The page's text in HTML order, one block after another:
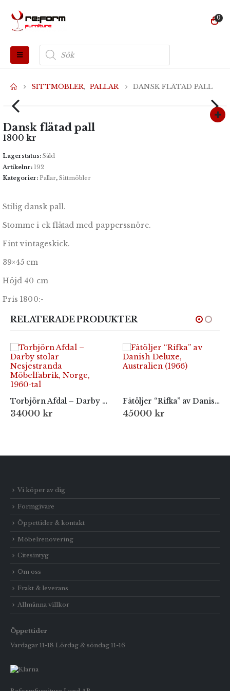
0
Produktsökning
SITTMÖBLER, PALLAR DANSK FLÄTAD PALL
Dansk flätad pall
1800 kr
Lagerstatus: Såld
Artikelnr: 192
Kategorier: Pallar, Sittmöbler
Stilig dansk pall.
Stomme i ek flätad med papperssnöre.
Fint vintageskick.
39×45 cm
Höjd 40 cm
Pris 1800:-
RELATERADE PRODUKTER
Torbjörn Afdal – Darby stolar Nesjestranda Möbelfabrik, Norge, 1960-tal
34000 kr
Fåtöljer “Rifka” av Danish Deluxe, Australien (1966)
45000 kr
Vi köper av dig
Formgivare
Öppettider & kontakt
Möbelrenovering
Citesintyg
Om oss
Frakt & leverans
Allmänna villkor
Öppettider
Vardagar 11-18 Lördag & söndag 11-16